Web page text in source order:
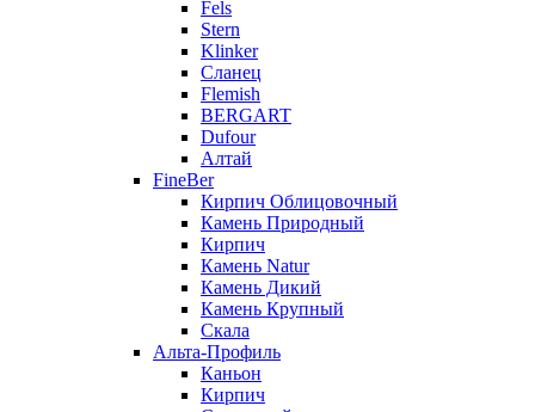
Fels
Stern
Klinker
Сланец
Flemish
BERGART
Dufour
Алтай
FineBer
Кирпич Облицовочный
Камень Природный
Кирпич
Камень Natur
Камень Дикий
Камень Крупный
Скала
Альта-Профиль
Каньон
Кирпич